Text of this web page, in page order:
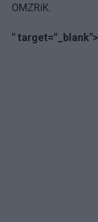
OMZRiK.
" target="_blank">